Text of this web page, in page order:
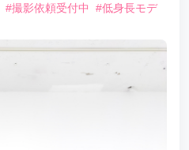
#撮影依頼受付中
#低身長モデ